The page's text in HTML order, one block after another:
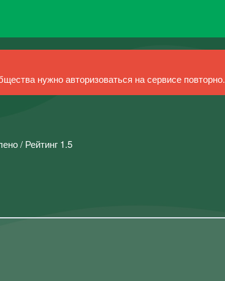
нужно авторизоваться на сервисе повторно.
/ Рейтинг 1.5